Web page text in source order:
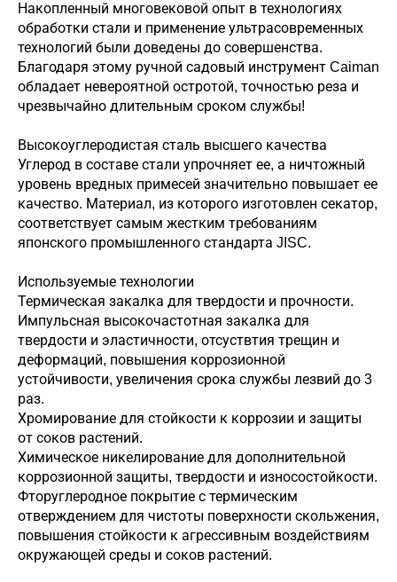
Накопленный многовековой опыт в технологиях
обработки стали и применение ультрасовременных
технологий были доведены до совершенства.
Благодаря этому ручной садовый инструмент Caiman
обладает невероятной остротой, точностью реза и
чрезвычайно длительным сроком службы!
Высокоуглеродистая сталь высшего качества
Углерод в составе стали упрочняет ее, а ничтожный
уровень вредных примесей значительно повышает ее
качество. Материал, из которого изготовлен секатор,
соответствует самым жестким требованиям
японского промышленного стандарта JISC.
Используемые технологии
Термическая закалка для твердости и прочности.
Импульсная высокочастотная закалка для
твердости и эластичности, отсуствтия трещин и
деформаций, повышения коррозионной
устойчивости, увеличения срока службы лезвий до 3
раз.
Хромирование для стойкости к коррозии и защиты
от соков растений.
Химическое никелирование для дополнительной
коррозионной защиты, твердости и износостойкости.
Фторуглеродное покрытие с термическим
отверждением для чистоты поверхности скольжения,
повышения стойкости к агрессивным воздействиям
окружающей среды и соков растений.